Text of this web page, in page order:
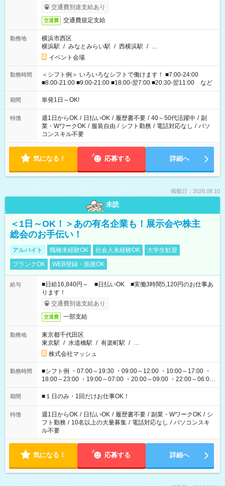
交通費別途支給あり
交通費 交通費規定支給
勤務地
横浜市西区
横浜駅 / みなとみらい駅 / 西横浜駅 / …
イベント会場
勤務時間
＜シフト例＞ いろいろなシフトで働けます！ ■7:00-24:00
■8:00-21:00 ■9:00-21:00 ■18:00-翌7:00 ■20:30-翌11:00 など
期間 単発1日～OK!
特徴 週1日からOK / 日払いOK / 履歴書不要 / 40～50代活躍中 / 副
業・WワークOK / 服装自由 / シフト勤務 / 電話対応なし / パソ
コンスキル不要
気になる！ 応募する 詳細へ
掲載日：2026.08.10
未読
＜1日～OK！＞あの有名企業も！展示会や株主
総会のお手伝い！
アルバイト 職種未経験OK 社会人未経験OK
大学生歓迎
ブランクOK
WEB登録・面接OK
給与
■日給16,840円～ ■日払いOK ■実働3時間5,120円のお仕事あ
ります！
交通費別途支給あり
交通費 一部支給
勤務地
東京都千代田区
東京駅 / 水道橋駅 / 有楽町駅 / …
株式会社マッシュ
勤務時間
■シフト例 ・07:00～19:30 ・09:00～12:00 ・10:00～17:00 ・
18:00～23:00 ・19:00～07:00 ・20:00～09:00 ・22:00～06:00
etc ★最短で3時間で5,120円のお仕事から 15時間で2万円近く稼
げるお仕事も！ ご希望のお時間に合わせてご紹介！ ※シフトは
ください！
期間 ■１日のみ・1回だけお仕事OK！
特徴 週1日からOK / 日払いOK / 履歴書不要 / 副業・WワークOK / シ
フト勤務 / 10名以上の大量募集 / 電話対応なし / パソコンスキ
ル不要
気になる！ 応募する 詳細へ